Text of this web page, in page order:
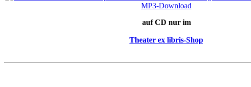
auf CD nur im
Theater ex libris-Shop